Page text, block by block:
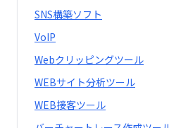
SNS構築ソフト
VoIP
Webクリッピングツール
WEBサイト分析ツール
WEB接客ツール